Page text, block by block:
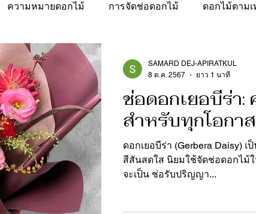
ความหมายดอกไม้ การจัดช่อดอกไม้ ดอกไม้ตาม
ช่อดอกเยอบีร่า:
สำหรับทุกโอกาส
ดอกเยอบีร่า (Gerbera Daisy) เป็นดอกไม้ที่สวยงามและมี
สีสันสดใส นิยมใช้จัดช่อดอกไม้
จะเป็น ช่อรับปริญญา...
SAMARD DEJ-APIRATKUL
8 ต.ค. 2567
ยาว 1 นาที